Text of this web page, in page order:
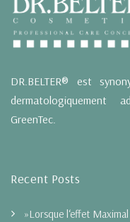
DR.BELTER® est
dermatologiquement
GreenTec.
Recent Posts
»Lorsque l‘effet